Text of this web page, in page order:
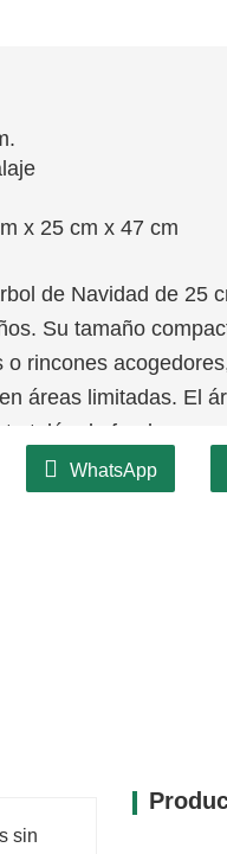
x 25 cm x 47 cm
de Navidad de 25
Su tamaño
rincones
áreas limitadas. El
telón de fondo para
en la decoración
WhatsApp
sin